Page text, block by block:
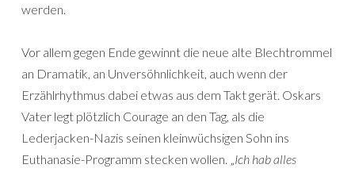
werden.
Vor allem gegen Ende gewinnt die neue alte Blechtrommel
an Dramatik, an Unversöhnlichkeit, auch wenn der
Erzählrhythmus dabei etwas aus dem Takt gerät. Oskars
Vater legt plötzlich Courage an den Tag, als die
Lederjacken-Nazis seinen kleinwüchsigen Sohn ins
Euthanasie-Programm stecken wollen. „Ich hab alles